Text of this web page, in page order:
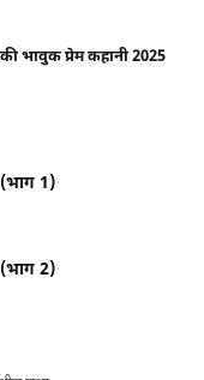
की भावुक प्रेम कहानी 2025
1)
2)